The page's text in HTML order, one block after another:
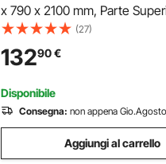
x 790 x 2100 mm, Parte
Aperta, in Ferro Battuto con
Vassoio Estraibile e Mangiatoie
Plastica, Ruote, per Pappagallo,
Cinciarella
(27)
13290€
Disponibile
Consegna: non appena
Aggiungi al carrello